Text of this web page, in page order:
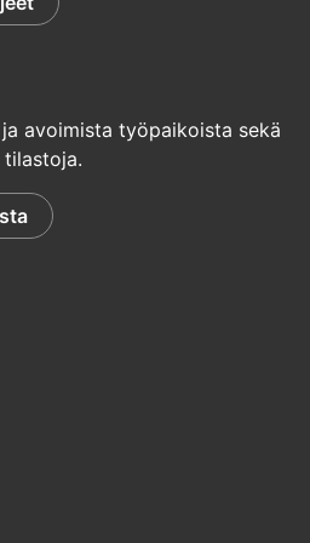
avoimista työpaikoista sekä